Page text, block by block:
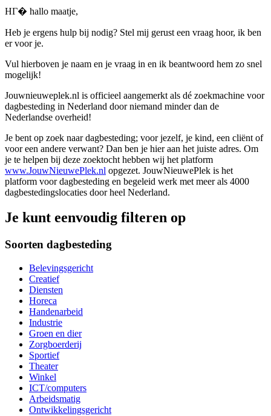
HГ� hallo maatje,
Heb je ergens hulp bij nodig? Stel mij gerust een vraag hoor, ik ben
er voor je.
Vul hierboven je naam en je vraag in en ik beantwoord hem zo snel
mogelijk!
Jouwnieuweplek.nl is officieel aangemerkt als dé zoekmachine voor
dagbesteding in Nederland door niemand minder dan de
Nederlandse overheid!
Je bent op zoek naar dagbesteding; voor jezelf, je kind, een cliënt of
voor een andere verwant? Dan ben je hier aan het juiste adres. Om
je te helpen bij deze zoektocht hebben wij het platform
www.JouwNieuwePlek.nl opgezet. JouwNieuwePlek is het
platform voor dagbesteding en begeleid werk met meer als 4000
dagbestedingslocaties door heel Nederland.
Je kunt eenvoudig filteren op
Soorten dagbesteding
Belevingsgericht
Creatief
Diensten
Horeca
Handenarbeid
Industrie
Groen en dier
Zorgboerderij
Sportief
Theater
Winkel
ICT/computers
Arbeidsmatig
Ontwikkelingsgericht